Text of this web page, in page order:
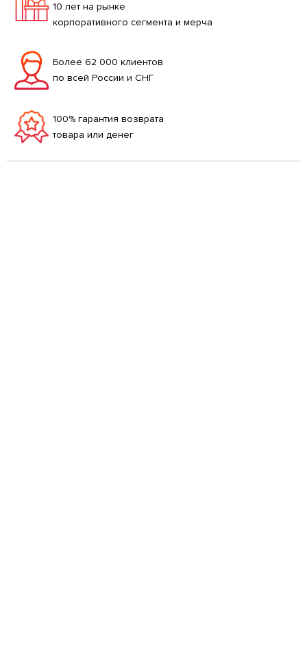
10 лет на рынке
корпоративного сегмента и мерча
Более 62 000 клиентов
по всей России и СНГ
100% гарантия возврата
товара или денег